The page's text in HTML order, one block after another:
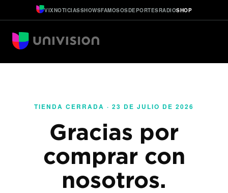
VIXNOTICIASSHOWSFAMOSOSDEPORTESRADIOSHOP
TIENDA CERRADA · 23 DE JULIO DE 2026
Gracias por
comprar con
nosotros.